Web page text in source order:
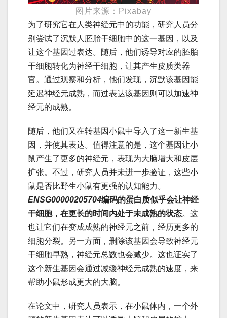
图片来源：Pixabay
为了研究它在人类神经元中的功能，研究人员分
别尝试了沉默人胚胎干细胞中的这一基因，以及
让这个基因过表达。随后，他们诱导对应的胚胎
干细胞转化为神经干细胞，让其产生皮质类器
官。通过观察和分析，他们发现，沉默该基因能
延迟神经元成熟，而过表达该基因则可以加速神
经元的成熟。
随后，他们又在转基因小鼠中导入了这一新生基
因，并使其表达。值得注意的是，这个基因让小
鼠产生了更多的神经元，表现为大脑增大和皮层
扩张。不过，研究人员并未进一步验证，这些小
鼠是否比野生小鼠有更强的认知能力。
ENSG00000205704编码的蛋白质似乎会让神经
干细胞，在更长的时间内处于未成熟的状态。这
也让它们在变成成熟的神经元之前，经历更多的
细胞分裂。另一方面，删除该基因会导致神经元
干细胞早熟，神经元总数也会减少。这也证实了
这个新生基因会通过减缓神经元成熟的速度，来
帮助小鼠形成更大的大脑。
在论文中，研究人员表示，在小鼠体内，一个外